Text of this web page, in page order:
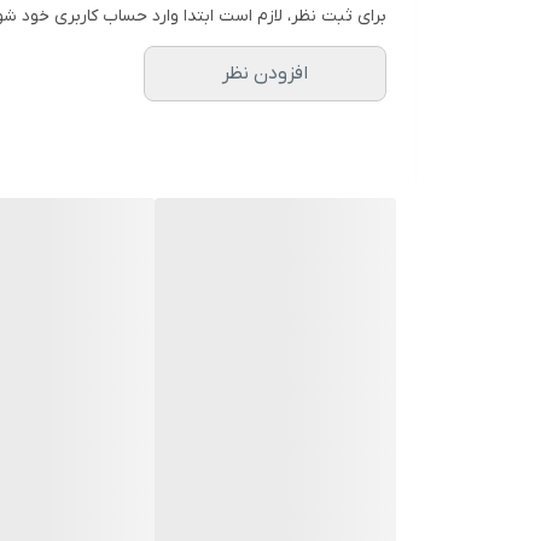
برای ثبت نظر، لازم است ابتدا وارد حساب کاربری خود
افزودن نظر